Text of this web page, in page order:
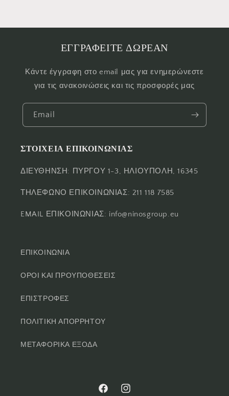
ΕΓΓΡΑΦΕΙΤΕ ΔΩΡΕΑΝ
Κάντε έγγραφη στο email μας για ενημερώνεστε
για τις ανακοινώσεις και τις προσφορές μας
Email
ΣΤΟΙΧΕΙΑ ΕΠΙΚΟΙΝΩΝΙΑΣ
ΔΙΕΥΘΗΝΣΗ: ΠΥΡΓΟΥ 1-3, ΗΛΙΟΥΠΟΛΗ, 16345
ΤΗΛΕΦΩΝΟ ΕΠΙΚΟΙΝΩΝΙΑΣ: 211 118 7585
EMAIL ΕΠΙΚΟΙΝΩΝΙΑΣ: info@ninosgroup.eu
ΕΠΙΚΟΙΝΩΝΙΑ
ΟΡΟΙ ΚΑΙ ΠΡΟΥΠΟΘΕΣΕΙΣ
ΕΠΙΣΤΡΟΦΕΣ
ΠΟΛΙΤΙΚΗ ΑΠΟΡΡΗΤΟΥ
ΜΕΤΑΦΟΡΙΚΑ ΕΞΟΔΑ
FacebookInstagram